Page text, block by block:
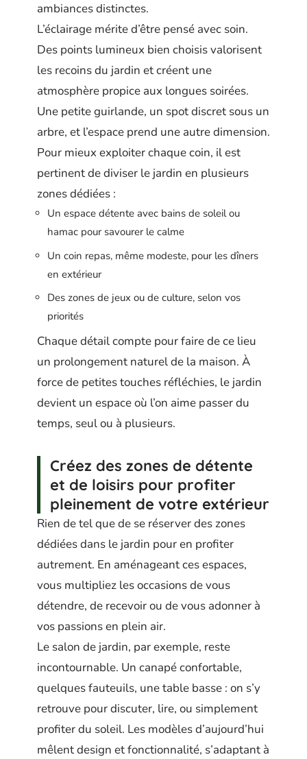
ambiances distinctes.
L’éclairage mérite d’être pensé avec soin.
Des points lumineux bien choisis valorisent
les recoins du jardin et créent une
atmosphère propice aux longues soirées.
Une petite guirlande, un spot discret sous un
arbre, et l’espace prend une autre dimension.
Pour mieux exploiter chaque coin, il est
pertinent de diviser le jardin en plusieurs
zones dédiées :
Un espace détente avec bains de soleil ou
hamac pour savourer le calme
Un coin repas, même modeste, pour les dîners
en extérieur
Des zones de jeux ou de culture, selon vos
priorités
Chaque détail compte pour faire de ce lieu
un prolongement naturel de la maison. À
force de petites touches réfléchies, le jardin
devient un espace où l’on aime passer du
temps, seul ou à plusieurs.
Créez des zones de détente
et de loisirs pour profiter
pleinement de votre extérieur
Rien de tel que de se réserver des zones
dédiées dans le jardin pour en profiter
autrement. En aménageant ces espaces,
vous multipliez les occasions de vous
détendre, de recevoir ou de vous adonner à
vos passions en plein air.
Le salon de jardin, par exemple, reste
incontournable. Un canapé confortable,
quelques fauteuils, une table basse : on s’y
retrouve pour discuter, lire, ou simplement
profiter du soleil. Les modèles d’aujourd’hui
mêlent design et fonctionnalité, s’adaptant à